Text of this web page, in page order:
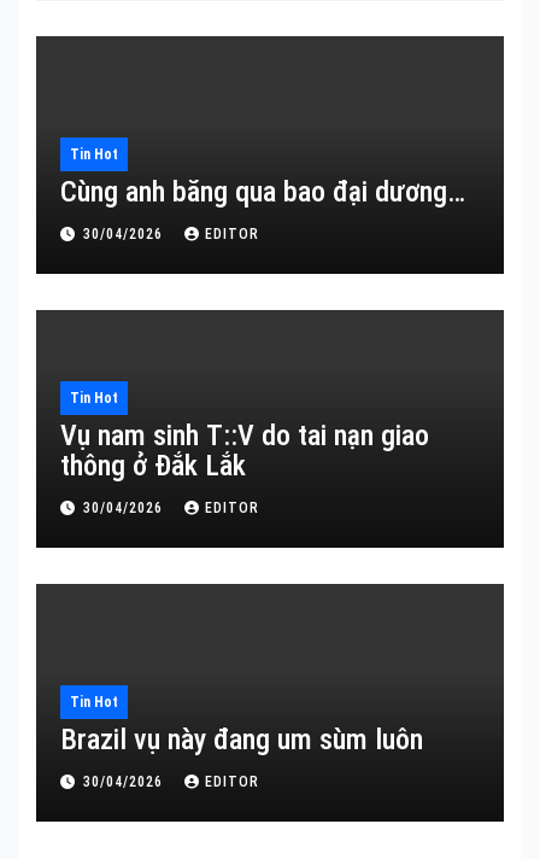
Tin Hot
Cùng anh băng qua bao đại dương…
30/04/2026 EDITOR
Tin Hot
Vụ nam sinh T::V do tai nạn giao
thông ở Đắk Lắk
30/04/2026 EDITOR
Tin Hot
Brazil vụ này đang um sùm luôn
30/04/2026 EDITOR